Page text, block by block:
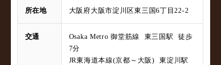
所在地 大阪府大阪市淀川区東三国6丁目22-2
交通
Osaka Metro 御堂筋線 東三国駅 徒歩
7分
JR東海道本線(京都～大阪) 東淀川駅